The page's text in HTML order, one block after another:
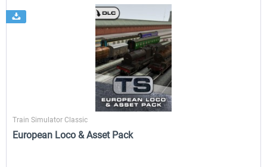
Dovetail Games
Train Simulator Classic
European Loco & Asset Pack